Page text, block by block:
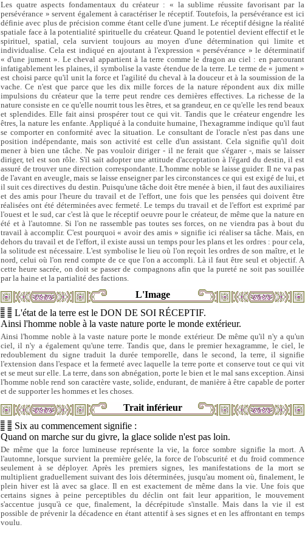
Les quatre aspects fondamentaux du créateur : « la sublime réussite favorisant par la
persévérance » servent également à caractériser le réceptif. Toutefois, la persévérance est ici
définie avec plus de précision comme étant celle d'une jument. Le réceptif désigne la réalité
spatiale face à la potentialité spirituelle du créateur. Quand le potentiel devient effectif et le
spirituel, spatial, cela survient toujours au moyen d'une détermination qui limite et
individualise. Cela est indiqué en ajoutant à l'expression « persévérance » le déterminatif
« d'une jument ». Le cheval appartient à la terre comme le dragon au ciel : en parcourant
infatigablement les plaines, il symbolise la vaste étendue de la terre. Le terme de « jument »
est choisi parce qu'il unit la force et l'agilité du cheval à la douceur et à la soumission de la
vache. Ce n'est que parce que les dix mille forces de la nature répondent aux dix mille
impulsions du créateur que la terre peut rendre ces dernières effectives. La richesse de la
nature consiste en ce qu'elle nourrit tous les êtres, et sa grandeur, en ce qu'elle les rend beaux
et splendides. Elle fait ainsi prospérer tout ce qui vit. Tandis que le créateur engendre les
êtres, la nature les enfante. Appliqué à la conduite humaine, l'hexagramme indique qu'il faut
se comporter en conformité avec la situation. Le consultant de l'oracle n'est pas dans une
position indépendante, mais son activité est celle d'un assistant. Cela signifie qu'il doit
mener à bien une tâche. Ne pas vouloir diriger - il ne ferait que s'égarer -, mais se laisser
diriger, tel est son rôle. S'il sait adopter une attitude d'acceptation à l'égard du destin, il est
assuré de trouver une direction correspondante. L'homme noble se laisse guider. Il ne va pas
de l'avant en aveugle, mais se laisse enseigner par les circonstances ce qui est exigé de lui, et
il suit ces directives du destin. Puisqu'une tâche doit être menée à bien, il faut des auxiliaires
et des amis pour l'heure du travail et de l'effort, une fois que les pensées qui doivent être
réalisées ont été déterminées avec fermeté. Le temps du travail et de l'effort est exprimé par
l'ouest et le sud, car c'est là que le réceptif oeuvre pour le créateur, de même que la nature en
été et à l'automne. Si l'on ne rassemble pas toutes ses forces, on ne viendra pas à bout du
travail à accomplir. C'est pourquoi « avoir des amis » signifie ici réaliser sa tâche. Mais, en
dehors du travail et de l'effort, il existe aussi un temps pour les plans et les ordres : pour cela,
la solitude est nécessaire. L'est symbolise le lieu où l'on reçoit les ordres de son maître, et le
nord, celui où l'on rend compte de ce que l'on a accompli. Là il faut être seul et objectif. A
cette heure sacrée, on doit se passer de compagnons afin que la pureté ne soit pas souillée
par la haine et la partialité des factions.
L'Image
L'état de la terre est le DON DE SOI RÉCEPTIF.
Ainsi l'homme noble à la vaste nature porte le monde extérieur.
Ainsi l'homme noble à la vaste nature porte le monde extérieur. De même qu'il n'y a qu'un
ciel, il n'y a également qu'une terre. Tandis que, dans le premier hexagramme, le ciel, le
redoublement du signe traduit la durée temporelle, dans le second, la terre, il signifie
l'extension dans l'espace et la fermeté avec laquelle la terre porte et conserve tout ce qui vit
et se meut sur elle. La terre, dans son abnégation, porte le bien et le mal sans exception. Ainsi
l'homme noble rend son caractère vaste, solide, endurant, de manière à être capable de porter
et de supporter les hommes et les choses.
Trait inférieur
Six au commencement signifie :
Quand on marche sur du givre, la glace solide n'est pas loin.
De même que la force lumineuse représente la vie, la force sombre signifie la mort. A
l'automne, lorsque survient la première gelée, la force de l'obscurité et du froid commence
seulement à se déployer. Après les premiers signes, les manifestations de la mort se
multiplient graduellement suivant des lois déterminées, jusqu'au moment où, finalement, le
plein hiver est là avec sa glace. Il en est exactement de même dans la vie. Une fois que
certains signes à peine perceptibles du déclin ont fait leur apparition, le mouvement
s'accentue jusqu'à ce que, finalement, la décrépitude s'installe. Mais dans la vie il est
possible de prévenir la décadence en étant attentif à ses signes et en les affrontant en temps
voulu.